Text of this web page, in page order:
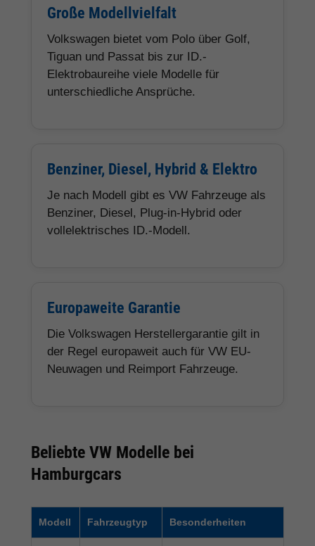
Große Modellvielfalt
Volkswagen bietet vom Polo über Golf,
Tiguan und Passat bis zur ID.-
Elektrobaureihe viele Modelle für
unterschiedliche Ansprüche.
Benziner, Diesel, Hybrid & Elektro
Je nach Modell gibt es VW Fahrzeuge als
Benziner, Diesel, Plug-in-Hybrid oder
vollelektrisches ID.-Modell.
Europaweite Garantie
Die Volkswagen Herstellergarantie gilt in
der Regel europaweit auch für VW EU-
Neuwagen und Reimport Fahrzeuge.
Beliebte VW Modelle bei
Hamburgcars
Modell Fahrzeugtyp Besonderheiten